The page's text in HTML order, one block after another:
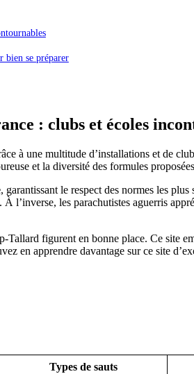
bien se préparer
: clubs et écoles
à une multitude d’installations et de
et la diversité des formules
, garantissant le respect des normes les
l’inverse, les parachutistes aguerris
Tallard figurent en bonne place. Ce site
en apprendre davantage sur ce site
Types de sauts